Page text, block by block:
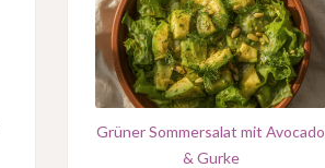
Grüner Sommersalat mit Avocado
& Gurke